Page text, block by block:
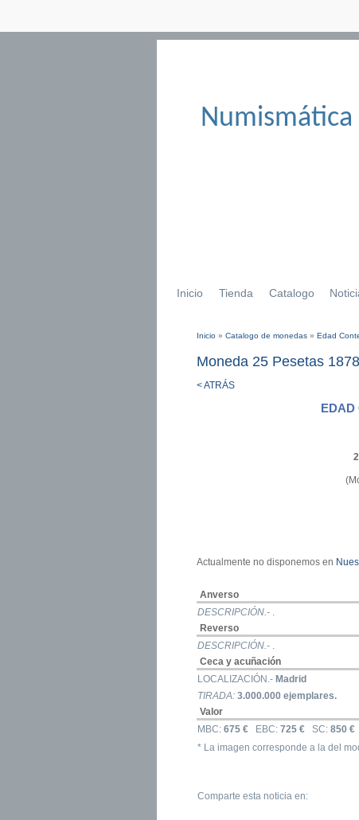
Numismática
Inicio Tienda Catalogo
Inicio » Catalogo de monedas » Edad
Moneda 25 Pesetas
< ATRÁS
EDAD
Actualmente no disponemos en
Anverso
DESCRIPCIÓN.- .
Reverso
DESCRIPCIÓN.- .
Ceca y acuñación
LOCALIZACIÓN.- Madrid
TIRADA: 3.000.000 ejemplares.
Valor
MBC: 675 € EBC: 725 € SC: 850 €
* La imagen corresponde a la del
Comparte esta noticia en: